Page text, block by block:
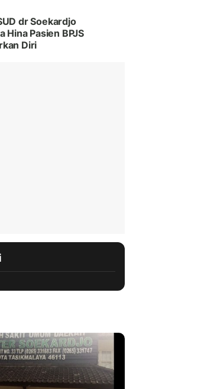
dr Soekardjo
Hina Pasien BPJS
Diri